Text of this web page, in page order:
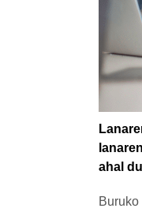
ahal